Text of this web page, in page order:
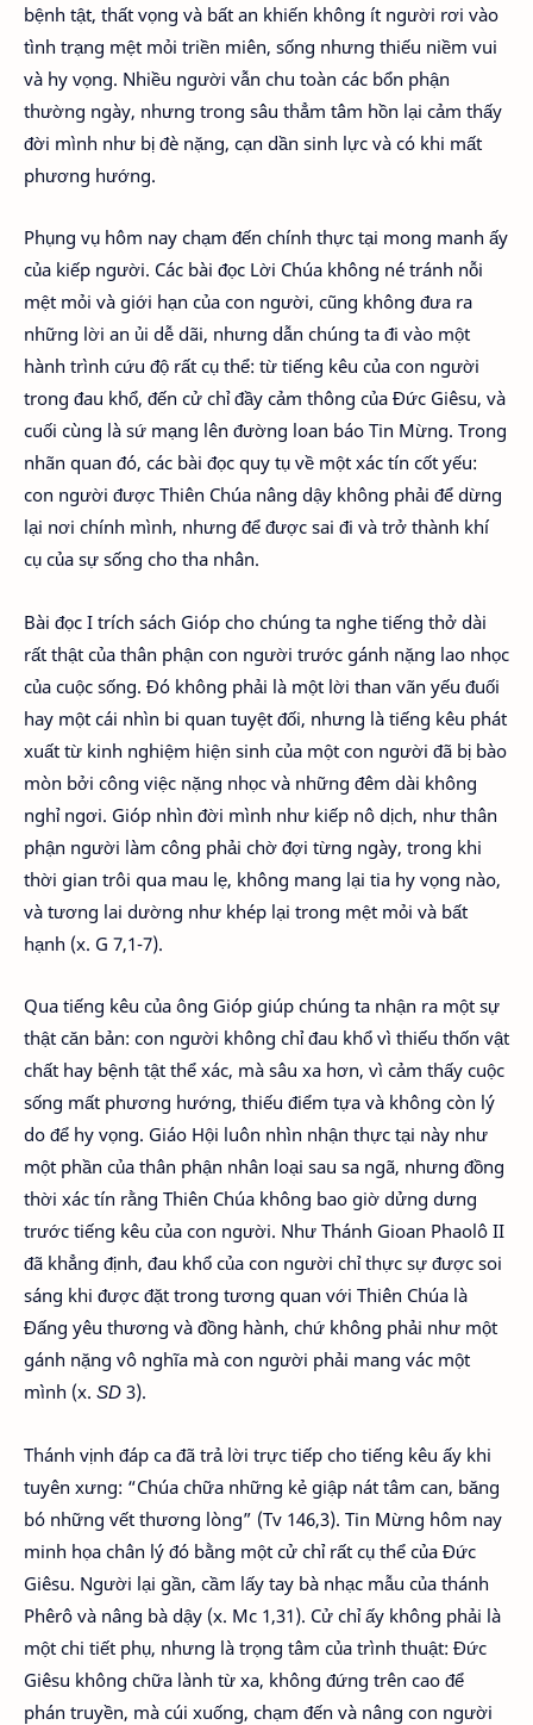
bệnh tật, thất vọng và bất an khiến không ít người rơi vào
tình trạng mệt mỏi triền miên, sống nhưng thiếu niềm vui
và hy vọng. Nhiều người vẫn chu toàn các bổn phận
thường ngày, nhưng trong sâu thẳm tâm hồn lại cảm thấy
đời mình như bị đè nặng, cạn dần sinh lực và có khi mất
phương hướng.
Phụng vụ hôm nay chạm đến chính thực tại mong manh ấy
của kiếp người. Các bài đọc Lời Chúa không né tránh nỗi
mệt mỏi và giới hạn của con người, cũng không đưa ra
những lời an ủi dễ dãi, nhưng dẫn chúng ta đi vào một
hành trình cứu độ rất cụ thể: từ tiếng kêu của con người
trong đau khổ, đến cử chỉ đầy cảm thông của Đức Giêsu, và
cuối cùng là sứ mạng lên đường loan báo Tin Mừng. Trong
nhãn quan đó, các bài đọc quy tụ về một xác tín cốt yếu:
con người được Thiên Chúa nâng dậy không phải để dừng
lại nơi chính mình, nhưng để được sai đi và trở thành khí
cụ của sự sống cho tha nhân.
Bài đọc I trích sách Gióp cho chúng ta nghe tiếng thở dài
rất thật của thân phận con người trước gánh nặng lao nhọc
của cuộc sống. Đó không phải là một lời than vãn yếu đuối
hay một cái nhìn bi quan tuyệt đối, nhưng là tiếng kêu phát
xuất từ kinh nghiệm hiện sinh của một con người đã bị bào
mòn bởi công việc nặng nhọc và những đêm dài không
nghỉ ngơi. Gióp nhìn đời mình như kiếp nô dịch, như thân
phận người làm công phải chờ đợi từng ngày, trong khi
thời gian trôi qua mau lẹ, không mang lại tia hy vọng nào,
và tương lai dường như khép lại trong mệt mỏi và bất
hạnh (x. G 7,1-7).
Qua tiếng kêu của ông Gióp giúp chúng ta nhận ra một sự
thật căn bản: con người không chỉ đau khổ vì thiếu thốn vật
chất hay bệnh tật thể xác, mà sâu xa hơn, vì cảm thấy cuộc
sống mất phương hướng, thiếu điểm tựa và không còn lý
do để hy vọng. Giáo Hội luôn nhìn nhận thực tại này như
một phần của thân phận nhân loại sau sa ngã, nhưng đồng
thời xác tín rằng Thiên Chúa không bao giờ dửng dưng
trước tiếng kêu của con người. Như Thánh Gioan Phaolô II
đã khẳng định, đau khổ của con người chỉ thực sự được soi
sáng khi được đặt trong tương quan với Thiên Chúa là
Đấng yêu thương và đồng hành, chứ không phải như một
gánh nặng vô nghĩa mà con người phải mang vác một
mình (x. SD 3).
Thánh vịnh đáp ca đã trả lời trực tiếp cho tiếng kêu ấy khi
tuyên xưng: “Chúa chữa những kẻ giập nát tâm can, băng
bó những vết thương lòng” (Tv 146,3). Tin Mừng hôm nay
minh họa chân lý đó bằng một cử chỉ rất cụ thể của Đức
Giêsu. Người lại gần, cầm lấy tay bà nhạc mẫu của thánh
Phêrô và nâng bà dậy (x. Mc 1,31). Cử chỉ ấy không phải là
một chi tiết phụ, nhưng là trọng tâm của trình thuật: Đức
Giêsu không chữa lành từ xa, không đứng trên cao để
phán truyền, mà cúi xuống, chạm đến và nâng con người